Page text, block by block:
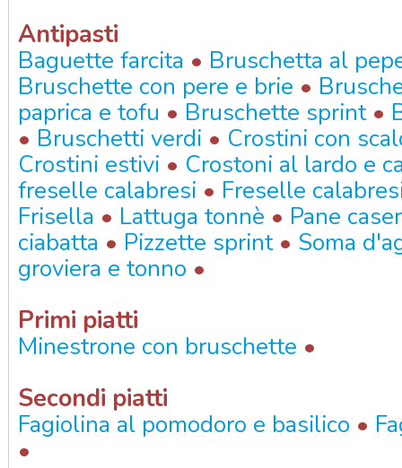
Antipasti
Baguette farcita • Bruschetta al
Bruschette con pere e brie •
paprica e tofu • Bruschette sprint•
• Bruschetti verdi • Crostini con
Crostini estivi • Crostoni al lardo e
freselle calabresi • Freselle
Frisella • Lattuga tonnè • Pane
ciabatta • Pizzette sprint• Soma
groviera e tonno •
Primi piatti
Minestrone con bruschette •
Secondi piatti
Fagiolina al pomodoro e basilico •
•